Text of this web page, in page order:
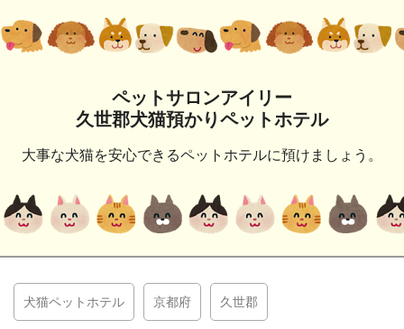
ペットサロンアイリー
久世郡犬猫預かりペットホテル
大事な犬猫を安心できるペットホテルに預けましょう。
犬猫ペットホテル 京都府 久世郡